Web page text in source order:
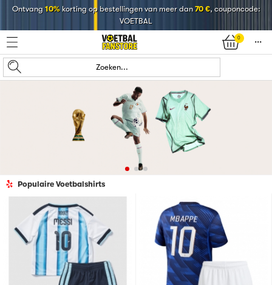
Ontvang 10%korting op bestellingen van meer dan70 €, couponcode:
VOETBAL
0
󰄒
Zoeken...
Populaire Voetbalshirts